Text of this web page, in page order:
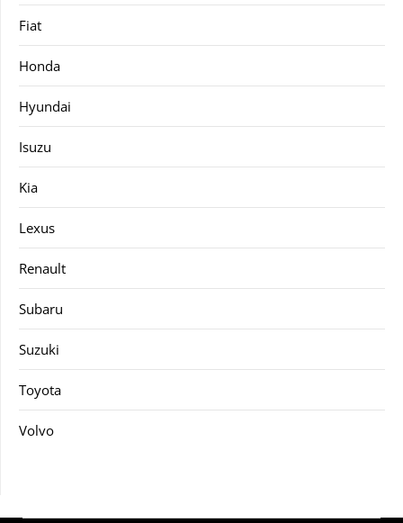
Fiat
Honda
Hyundai
Isuzu
Kia
Lexus
Renault
Subaru
Suzuki
Toyota
Volvo